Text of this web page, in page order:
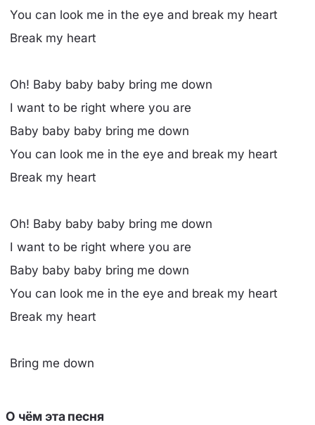
You can look me in the eye and break my heart
Break my heart
Oh! Baby baby baby bring me down
I want to be right where you are
Baby baby baby bring me down
You can look me in the eye and break my heart
Break my heart
Oh! Baby baby baby bring me down
I want to be right where you are
Baby baby baby bring me down
You can look me in the eye and break my heart
Break my heart
Bring me down
О чём эта песня